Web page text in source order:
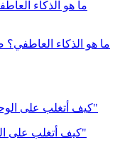
ما هو الذكاء
كيف أتغلب على الوحدة؟ "9 نصائح للتخلص من شعور الوحدة"